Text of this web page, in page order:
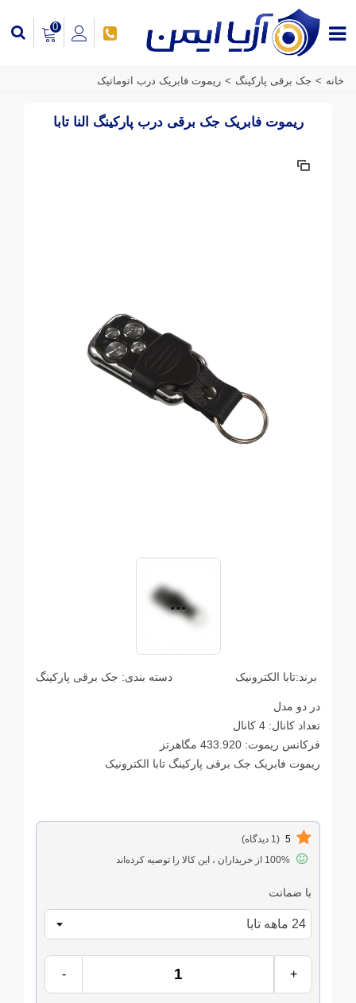
0
خانه > جک برقی پارکینگ > ریموت فابریک درب اتوماتیک
ریموت فابریک جک برقی درب پارکینگ النا تابا
برند:تابا الکترونیک دسته بندی: جک برقی پارکینگ
در دو مدل
تعداد کانال: 4 کانال
فرکانس ریموت: 433.920 مگاهرتز
ریموت فابریک جک برقی پارکینگ تابا الکترونیک
5 (1 دیدگاه)
با ضمانت
- +